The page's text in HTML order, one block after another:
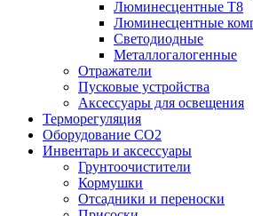
Люминесцентные T8
Люминесцентные
Светодиодные
Металлогалогенные
Отражатели
Пусковые устройства
Аксессуары для освещения
Терморегуляция
Оборудование CO2
Инвентарь и аксессуары
Грунтоочистители
Кормушки
Отсадники и переноски